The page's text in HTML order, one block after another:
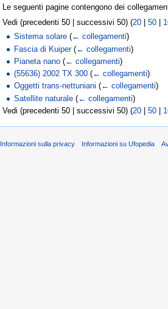
Le seguenti pagine contengono dei
Vedi (precedenti 50 | successivi 50) (20 50
Sistema solare (← collegamenti)
Fascia di Kuiper (← collegamenti)
Pianeta nano (← collegamenti)
(55636) 2002 TX 300 (← collegamenti)
Oggetti trans-nettuniani (← collegamenti)
Satellite naturale (← collegamenti)
Vedi (precedenti 50 | successivi 50) (20 50
Informazioni sulla privacy Informazioni su Ufopedia